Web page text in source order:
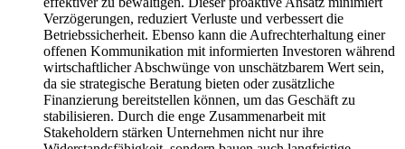
Verzögerungen, reduziert Verluste und verbessert die
Betriebssicherheit. Ebenso kann die Aufrechterhaltung einer
offenen Kommunikation mit informierten Investoren während
wirtschaftlicher Abschwünge von unschätzbarem Wert sein,
da sie strategische Beratung bieten oder zusätzliche
Finanzierung bereitstellen können, um das Geschäft zu
stabilisieren. Durch die enge Zusammenarbeit mit
Stakeholdern stärken Unternehmen nicht nur ihre